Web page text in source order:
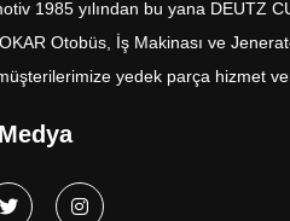
1985 yılından bu yana DEUTZ
Otobüs, İş Makinası ve
yedek parça hizmet